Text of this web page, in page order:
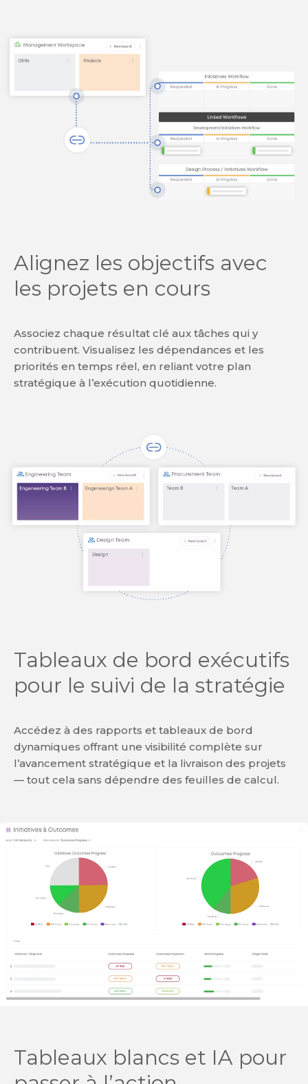
Alignez les objectifs avec
les projets en cours
Associez chaque résultat clé aux tâches qui y
contribuent. Visualisez les dépendances et les
priorités en temps réel, en reliant votre plan
stratégique à l’exécution quotidienne.
Tableaux de bord exécutifs
pour le suivi de la stratégie
Accédez à des rapports et tableaux de bord
dynamiques offrant une visibilité complète sur
l’avancement stratégique et la livraison des projets
— tout cela sans dépendre des feuilles de calcul.
Tableaux blancs et IA pour